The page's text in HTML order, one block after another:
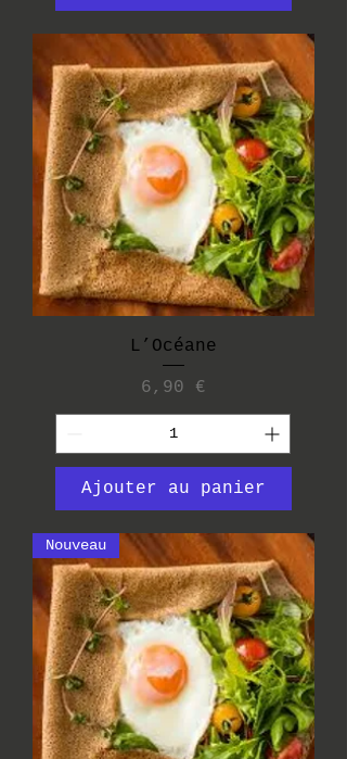
L’Océane
Prix
6,90 €
Ajouter au panier
Nouveau